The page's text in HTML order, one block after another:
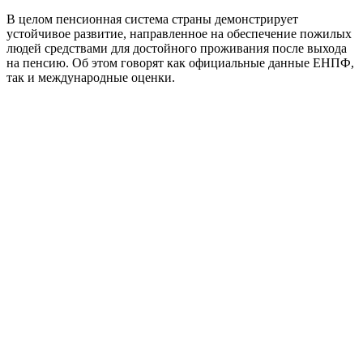
В целом пенсионная система страны демонстрирует
устойчивое развитие, направленное на обеспечение пожилых
людей средствами для достойного проживания после выхода
на пенсию. Об этом говорят как официальные данные ЕНПФ,
так и международные оценки.